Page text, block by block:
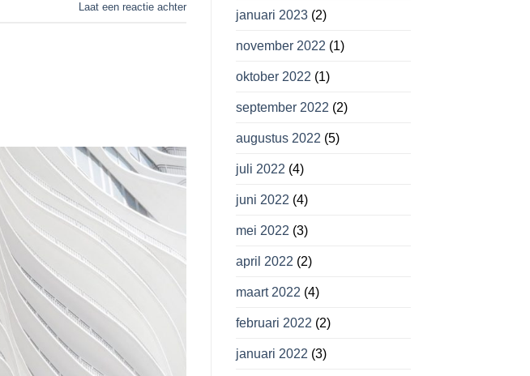
Laat een reactie achter
januari 2023(2)
november 2022 (1)
oktober 2022 (1)
september 2022 (2)
augustus 2022 (5)
juli 2022 (4)
juni 2022 (4)
mei 2022 (3)
april 2022 (2)
maart 2022 (4)
februari 2022 (2)
januari 2022 (3)